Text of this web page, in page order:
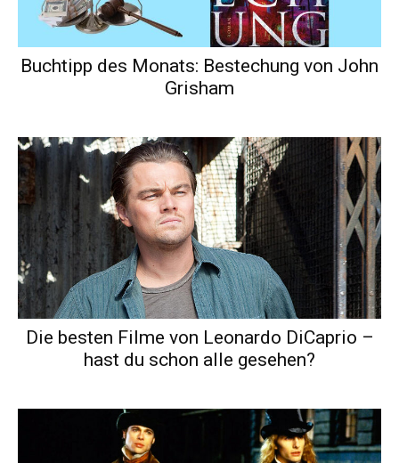
Buchtipp des Monats: Bestechung von John
Grisham
Die besten Filme von Leonardo DiCaprio –
hast du schon alle gesehen?